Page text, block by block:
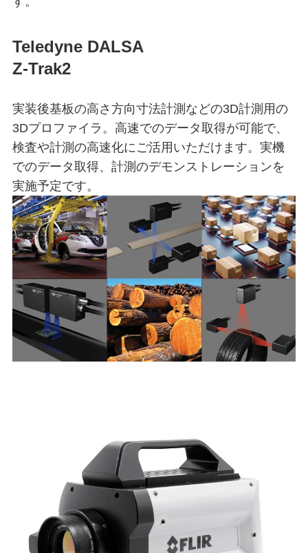
Teledyne DALSA
Z-Trak2
実装後基板の高さ方向寸法計測などの3D計測用の
3Dプロファイラ。高速でのデータ取得が可能で、
検査や計測の高速化にご活用いただけます。実機
でのデータ取得、計測のデモンストレーションを
実施予定です。